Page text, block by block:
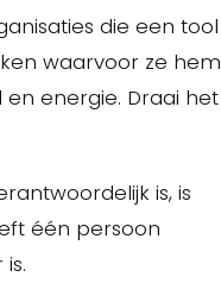
die een tool
waarvoor ze hem
energie. Draai het
is, is
één persoon